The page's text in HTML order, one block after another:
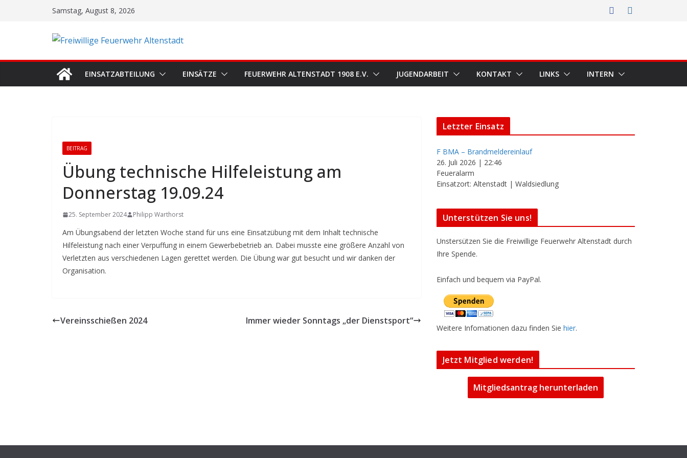
Samstag, August 8, 2026
EINSATZABTEILUNG EINSÄTZE FEUERWEHR ALTENSTADT 1908 E.V. JUGENDARBEIT KONTAKT LINKS INTERN
BEITRAG
Übung technische Hilfeleistung am
Donnerstag 19.09.24
25. September 2024 Philipp Warthorst
Am Übungsabend der letzten Woche stand für uns eine Einsatzübung mit dem Inhalt technische
Hilfeleistung nach einer Verpuffung in einem Gewerbebetrieb an. Dabei musste eine größere Anzahl von
Verletzten aus verschiedenen Lagen gerettet werden. Die Übung war gut besucht und wir danken der
Organisation.
Vereinsschießen 2024 Immer wieder Sonntags „der Dienstsport“
Letzter Einsatz
F BMA – Brandmeldereinlauf
26. Juli 2026 | 22:46
Feueralarm
Einsatzort: Altenstadt | Waldsiedlung
Unterstützen Sie uns!
Unstersützen Sie die Freiwillige Feuerwehr Altenstadt durch
Ihre Spende.
Einfach und bequem via PayPal.
Weitere Infomationen dazu finden Sie hier.
Jetzt Mitglied werden!
Mitgliedsantrag herunterladen